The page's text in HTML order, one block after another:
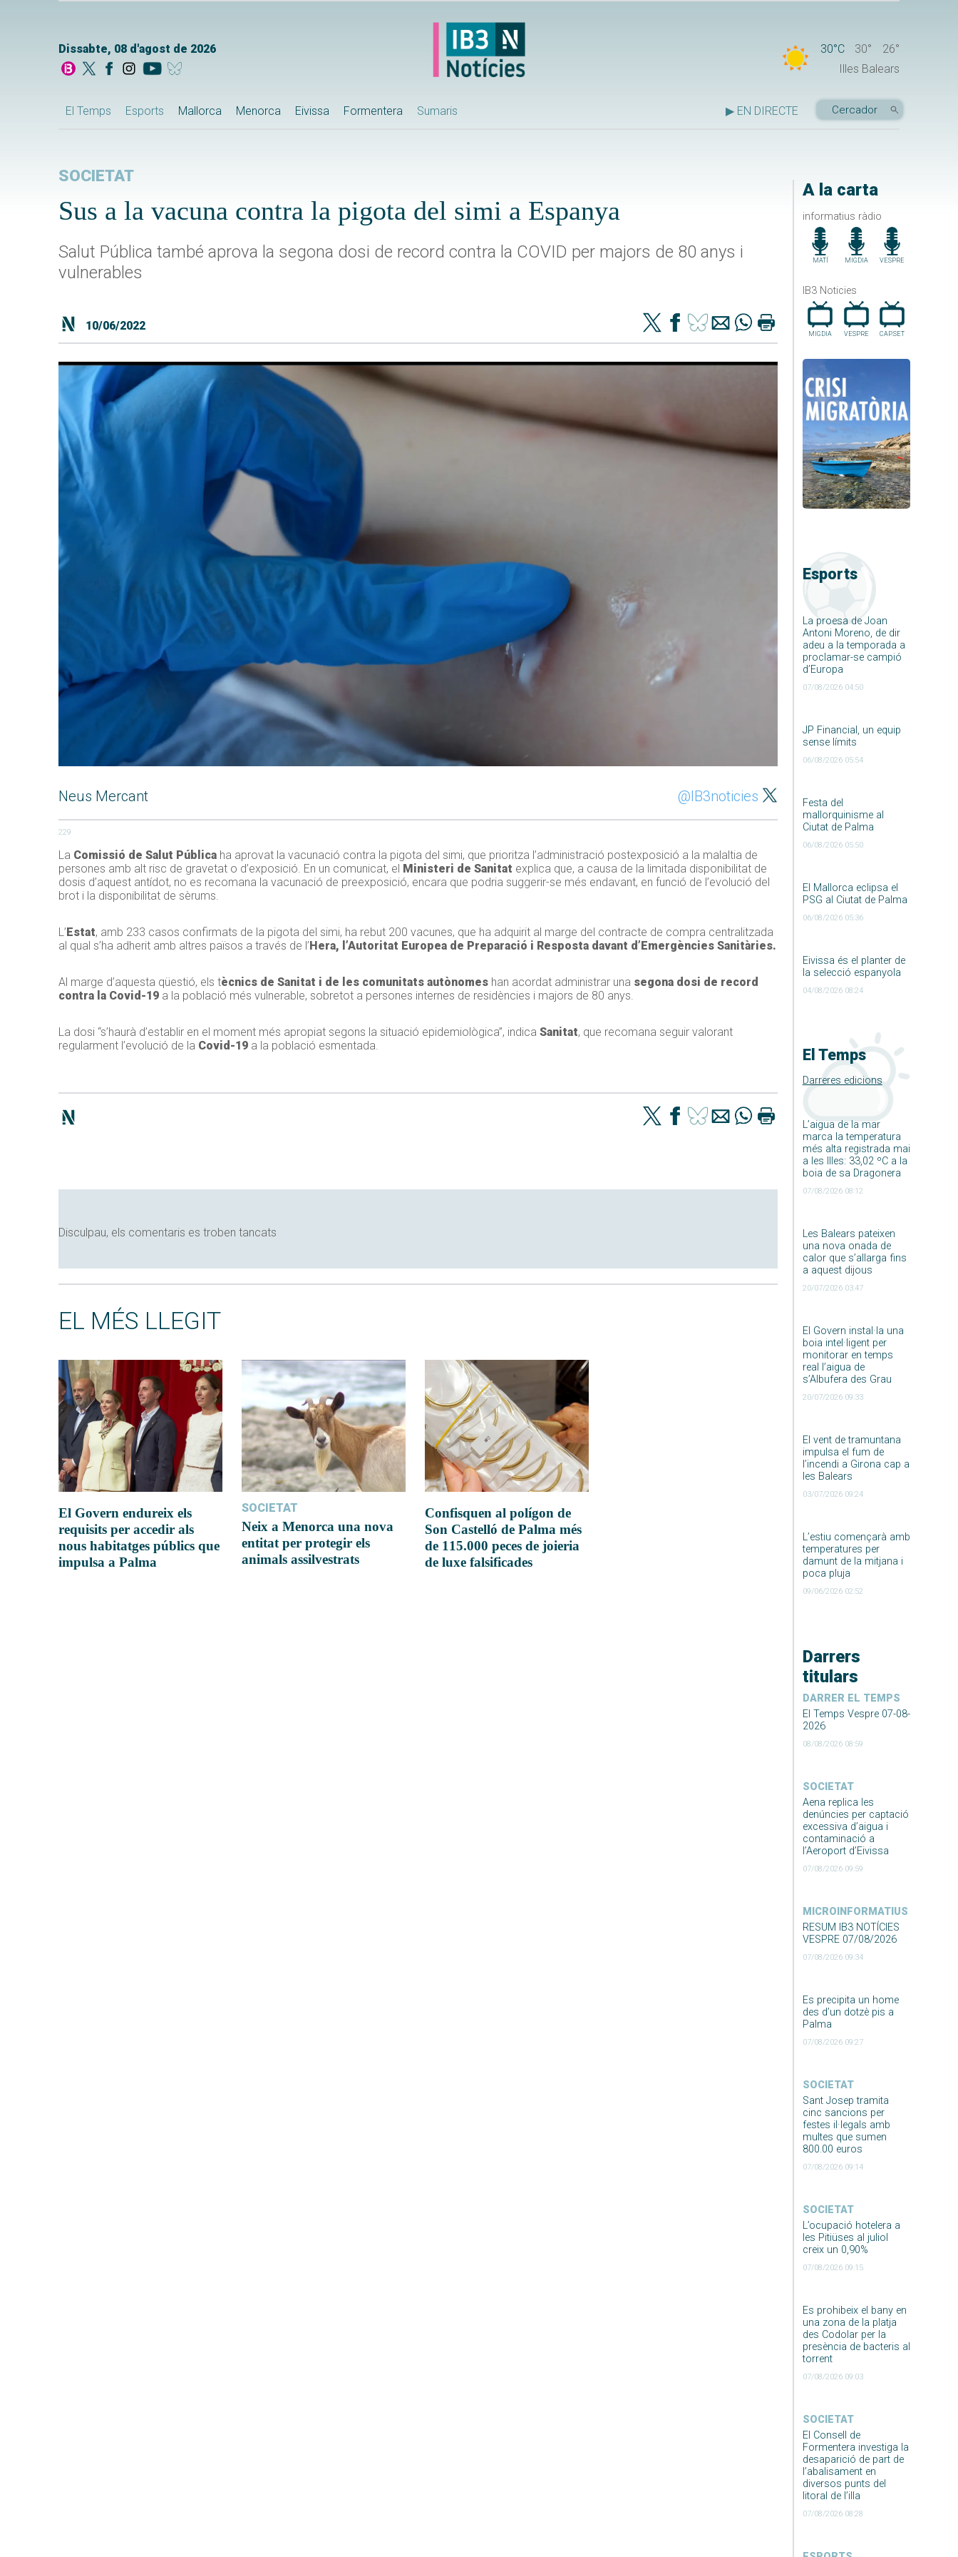
Dissabte, 08 d'agost de 2026 30°C 30°
26°
Illes Balears
El Temps Esports Mallorca Menorca Eivissa Formentera Sumaris ▶ EN DIRECTE
A la carta
informatius ràdio
MATÍ MIGDIA VESPRE
IB3 Noticies
MIGDIA VESPRE CAP.SET
Esports
La proesa de Joan
Antoni Moreno, de dir
adeu a la temporada a
proclamar-se campió
d’Europa
07/08/2026 04:50
JP Financial, un equip
sense límits
06/08/2026 05:54
Festa del
mallorquinisme al
Ciutat de Palma
06/08/2026 05:50
El Mallorca eclipsa el
PSG al Ciutat de Palma
06/08/2026 05:36
Eivissa és el planter de
la selecció espanyola
04/08/2026 08:24
El Temps
Darreres edicions
L’aigua de la mar
marca la temperatura
més alta registrada mai
a les Illes: 33,02 ºC a la
boia de sa Dragonera
07/08/2026 08:12
Les Balears pateixen
una nova onada de
calor que s’allarga fins
a aquest dijous
20/07/2026 03:47
El Govern instal·la una
boia intel·ligent per
monitorar en temps
real l’aigua de
s’Albufera des Grau
20/07/2026 09:33
El vent de tramuntana
impulsa el fum de
l’incendi a Girona cap a
les Balears
03/07/2026 09:24
L’estiu començarà amb
temperatures per
damunt de la mitjana i
poca pluja
09/06/2026 02:52
Darrers
titulars
DARRER EL TEMPS
El Temps Vespre 07-08-
2026
08/08/2026 08:59
SOCIETAT
Aena replica les
denúncies per captació
excessiva d’aigua i
contaminació a
l’Aeroport d’Eivissa
07/08/2026 09:59
MICROINFORMATIUS
RESUM IB3 NOTÍCIES
VESPRE 07/08/2026
07/08/2026 09:34
Es precipita un home
des d’un dotzè pis a
Palma
07/08/2026 09:27
SOCIETAT
Sant Josep tramita
cinc sancions per
festes il·legals amb
multes que sumen
800.00 euros
07/08/2026 09:14
SOCIETAT
L’ocupació hotelera a
les Pitiüses al juliol
creix un 0,90%
07/08/2026 09:15
Es prohibeix el bany en
una zona de la platja
des Codolar per la
presència de bacteris al
torrent
07/08/2026 09:03
SOCIETAT
El Consell de
Formentera investiga la
desaparició de part de
l’abalisament en
diversos punts del
litoral de l’illa
07/08/2026 08:28
SOCIETAT
Sus a la vacuna contra la pigota del simi a Espanya
Salut Pública també aprova la segona dosi de record contra la COVID per majors de 80 anys i
vulnerables
10/06/2022
Neus Mercant @IB3noticies
229
La Comissió de Salut Pública ha aprovat la vacunació contra la pigota del simi, que prioritza l’administració postexposició a la malaltia de
persones amb alt risc de gravetat o d’exposició. En un comunicat, el Ministeri de Sanitat explica que, a causa de la limitada disponibilitat de
dosis d’aquest antídot, no es recomana la vacunació de preexposició, encara que podria suggerir-se més endavant, en funció de l’evolució del
brot i la disponibilitat de sèrums.
L’ Estat, amb 233 casos confirmats de la pigota del simi, ha rebut 200 vacunes, que ha adquirit al marge del contracte de compra centralitzada
al qual s’ha adherit amb altres països a través de l’ Hera, l’Autoritat Europea de Preparació i Resposta davant d’Emergències Sanitàries.
Al marge d’aquesta qüestió, els tècnics de Sanitat i de les comunitats autònomes han acordat administrar una segona dosi de record
contra la Covid-19 a la població més vulnerable, sobretot a persones internes de residències i majors de 80 anys.
La dosi “s’haurà d’establir en el moment més apropiat segons la situació epidemiològica”, indica Sanitat, que recomana seguir valorant
regularment l’evolució de la Covid-19 a la població esmentada.
Disculpau, els comentaris es troben tancats
EL MÉS LLEGIT
El Govern endureix els
requisits per accedir als
nous habitatges públics que
impulsa a Palma
SOCIETAT
Neix a Menorca una nova
entitat per protegir els
animals assilvestrats
Confisquen al polígon de
Son Castelló de Palma més
de 115.000 peces de joieria
de luxe falsificades